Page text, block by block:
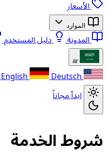
الأسعار
الموارد
المدونة دليل المستخدم
ar
English Deutsch
ابدأ مجاناً
شروط الخدمة